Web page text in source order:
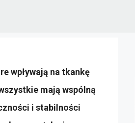
wpływają na tkankę
mają wspólną
i stabilności